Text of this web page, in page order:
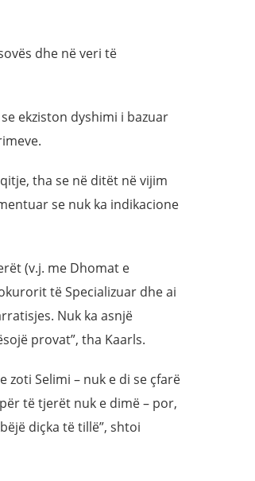
dhe në veri të
ekziston dyshimi i bazuar
tha se në ditët në vijim
se nuk ka indikacione
(v.j. me Dhomat e
të Specializuar dhe ai
Nuk ka asnjë
provat”, tha Kaarls.
zoti Selimi – nuk e di se çfarë
të tjerët nuk e dimë – por,
diçka të tillë”, shtoi